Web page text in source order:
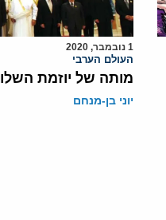
1 נובמבר, 2020
העולם הערבי
מותה של יוזמת
יוני בן-מנחם